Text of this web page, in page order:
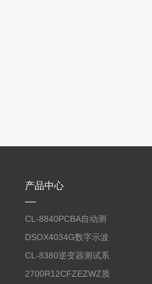
产品中心
CL-8840PCBA自动测
试台系统
DSOX4034G数字示波
器
CL-8380逆变器测试系
统台
2700R12CFZEZWZ质